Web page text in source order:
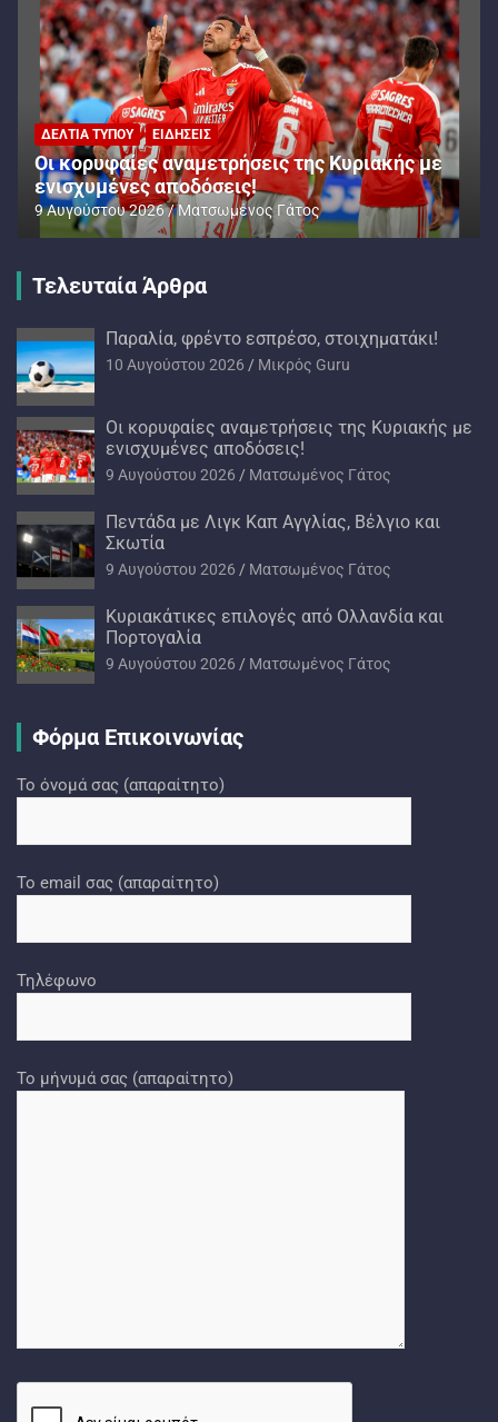
ΔΕΛΤΊΑ ΤΎΠΟΥ ΕΙΔΉΣΕΙΣ
Oι κορυφαίες αναμετρήσεις της Κυριακής με
ενισχυμένες αποδόσεις!
9 Αυγούστου 2026 Ματσωμένος Γάτος
Τελευταία Άρθρα
Παραλία, φρέντο εσπρέσο, στοιχηματάκι!
10 Αυγούστου 2026 Mικρός Guru
Oι κορυφαίες αναμετρήσεις της Κυριακής με
ενισχυμένες αποδόσεις!
9 Αυγούστου 2026 Ματσωμένος Γάτος
Πεντάδα με Λιγκ Καπ Αγγλίας, Βέλγιο και
Σκωτία
9 Αυγούστου 2026 Ματσωμένος Γάτος
Kυριακάτικες επιλογές από Ολλανδία και
Πορτογαλία
9 Αυγούστου 2026 Ματσωμένος Γάτος
Φόρμα Επικοινωνίας
Το όνομά σας (απαραίτητο)
Το email σας (απαραίτητο)
Τηλέφωνο
Το μήνυμά σας (απαραίτητο)